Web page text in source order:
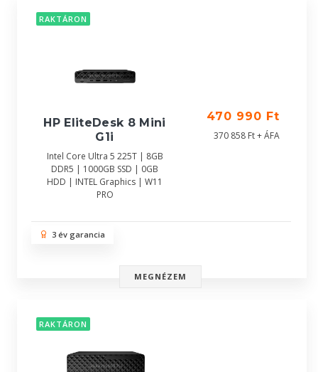
RAKTÁRON
HP EliteDesk 8 Mini
G1i
Intel Core Ultra 5 225T | 8GB
DDR5 | 1000GB SSD | 0GB
HDD | INTEL Graphics | W11
PRO
470 990 Ft
370 858 Ft + ÁFA
3 év garancia
MEGNÉZEM
RAKTÁRON